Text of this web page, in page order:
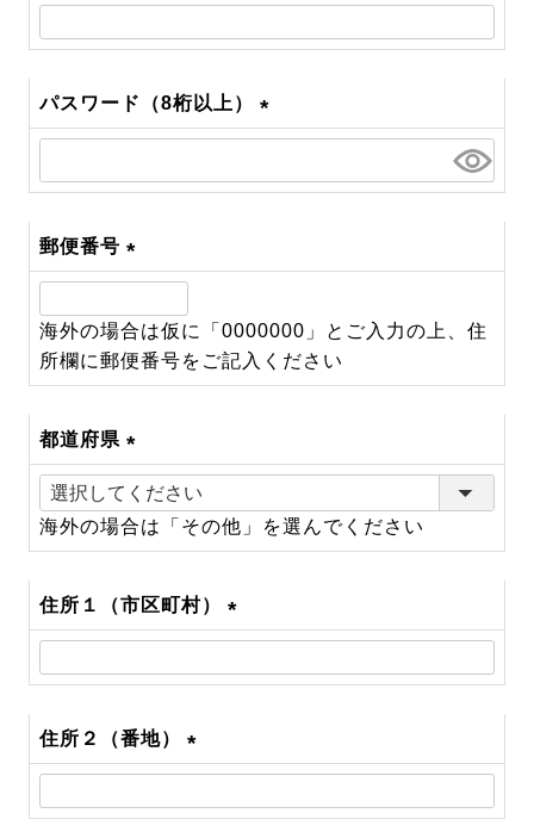
(必
須)
パスワード（8桁以上）
(必
郵便番号
(必
須)
海外の場合は仮に「0000000」とご入力の上、住
所欄に郵便番号をご記入ください
都道府県
(必
須)
海外の場合は「その他」を選んでください
住所１（市区町村）
(必
須)
住所２（番地）
(必
須)